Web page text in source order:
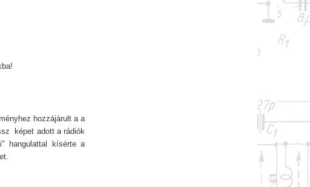
hozzájárult a a
képet adott a rádiók
hangulattal kísérte a